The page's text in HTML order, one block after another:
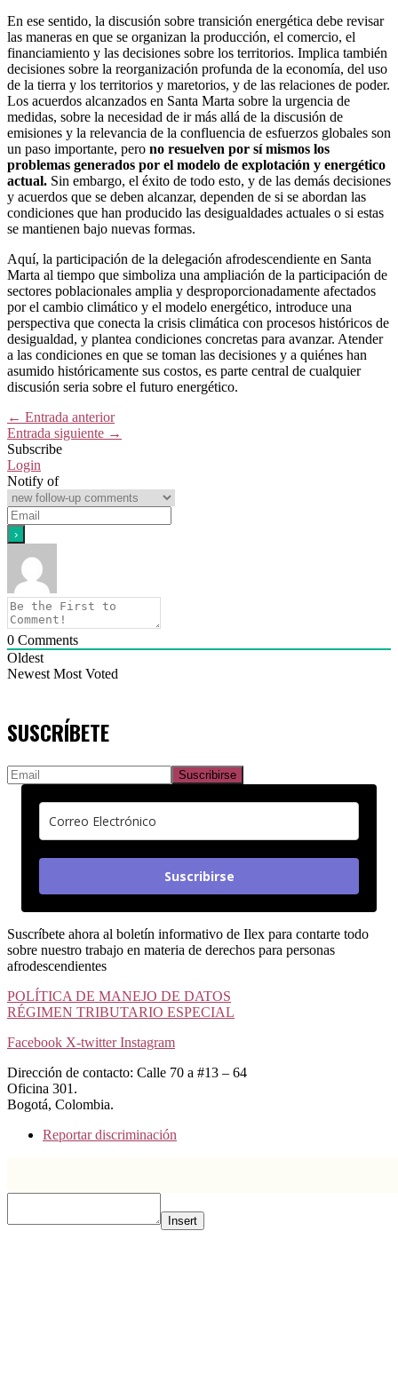
En ese sentido, la discusión sobre transición energética debe revisar
las maneras en que se organizan la producción, el comercio, el
financiamiento y las decisiones sobre los territorios. Implica también
decisiones sobre la reorganización profunda de la economía, del uso
de la tierra y los territorios y maretorios, y de las relaciones de poder.
Los acuerdos alcanzados en Santa Marta sobre la urgencia de
medidas, sobre la necesidad de ir más allá de la discusión de
emisiones y la relevancia de la confluencia de esfuerzos globales son
un paso importante, pero no resuelven por sí mismos los
problemas generados por el modelo de explotación y energético
actual. Sin embargo, el éxito de todo esto, y de las demás decisiones
y acuerdos que se deben alcanzar, dependen de si se abordan las
condiciones que han producido las desigualdades actuales o si estas
se mantienen bajo nuevas formas.
Aquí, la participación de la delegación afrodescendiente en Santa
Marta al tiempo que simboliza una ampliación de la participación de
sectores poblacionales amplia y desproporcionadamente afectados
por el cambio climático y el modelo energético, introduce una
perspectiva que conecta la crisis climática con procesos históricos de
desigualdad, y plantea condiciones concretas para avanzar. Atender
a las condiciones en que se toman las decisiones y a quiénes han
asumido históricamente sus costos, es parte central de cualquier
discusión seria sobre el futuro energético.
← Entrada anterior
Entrada siguiente →
Subscribe
Login
Notify of
0 Comments
Oldest
Newest Most Voted
SUSCRÍBETE
Suscribirse
Suscríbete ahora al boletín informativo de Ilex para contarte todo
sobre nuestro trabajo en materia de derechos para personas
afrodescendientes
POLÍTICA DE MANEJO DE DATOS
RÉGIMEN TRIBUTARIO ESPECIAL
Facebook X-twitter Instagram
Dirección de contacto: Calle 70 a #13 – 64
Oficina 301.
Bogotá, Colombia.
Reportar discriminación
Insert